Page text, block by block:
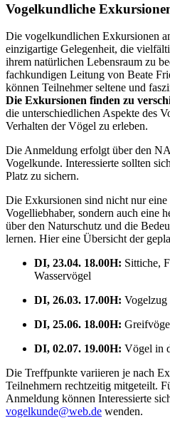
Vogelkundliche
Die vogelkundlichen Exkursionen
einzigartige Gelegenheit, die
ihrem natürlichen Lebensraum zu
fachkundigen Leitung von Beate
können Teilnehmer seltene und
Die Exkursionen finden zu
die unterschiedlichen Aspekte des
Verhalten der Vögel zu erleben.
Die Anmeldung erfolgt über den
Vogelkunde. Interessierte sollten
Platz zu sichern.
Die Exkursionen sind nicht nur
Vogelliebhaber, sondern auch eine
über den Naturschutz und die
lernen. Hier eine Übersicht der
DI, 23.04. 18.00H: Sittiche,
Wasservögel
DI, 26.03. 17.00H: Vogelzug
DI, 25.06. 18.00H:
DI, 02.07. 19.00H: Vögel in
Die Treffpunkte variieren je nach
Teilnehmern rechtzeitig mitgeteilt.
Anmeldung können Interessierte
vogelkunde@web.de wenden.